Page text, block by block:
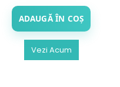
ADAUGĂ ÎN COȘ
Vezi Acum